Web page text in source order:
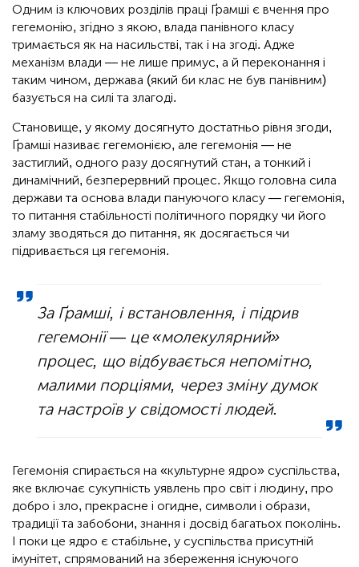
Одним із ключових розділів праці Ґрамші є вчення про
гегемонію, згідно з якою, влада панівного класу
тримається як на насильстві, так і на згоді. Адже
механізм влади — не лише примус, а й переконання і
таким чином, держава (який би клас не був панівним)
базується на силі та злагоді.
Становище, у якому досягнуто достатньо рівня згоди,
Ґрамші називає гегемонією, але гегемонія — не
застиглий, одного разу досягнутий стан, а тонкий і
динамічний, безперервний процес. Якщо головна сила
держави та основа влади пануючого класу — гегемонія,
то питання стабільності політичного порядку чи його
зламу зводяться до питання, як досягається чи
підривається ця гегемонія.
За Ґрамші, і встановлення, і підрив
гегемонії — це «молекулярний»
процес, що відбувається непомітно,
малими порціями, через зміну думок
та настроїв у свідомості людей.
Гегемонія спирається на «культурне ядро» суспільства,
яке включає сукупність уявлень про світ і людину, про
добро і зло, прекрасне і огидне, символи і образи,
традиції та забобони, знання і досвід багатьох поколінь.
І поки це ядро є стабільне, у суспільства присутній
імунітет, спрямований на збереження існуючого